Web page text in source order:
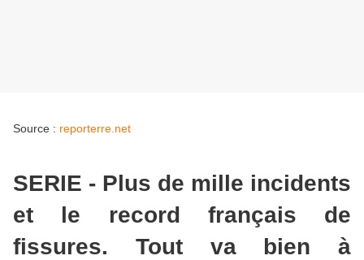
Source : reporterre.net
SERIE - Plus de mille incidents
et le record français de
fissures. Tout va bien à